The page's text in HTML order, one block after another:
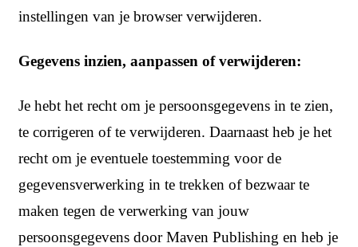
instellingen van je browser verwijderen.
Gegevens inzien, aanpassen of verwijderen:
Je hebt het recht om je persoonsgegevens in te zien,
te corrigeren of te verwijderen. Daarnaast heb je het
recht om je eventuele toestemming voor de
gegevensverwerking in te trekken of bezwaar te
maken tegen de verwerking van jouw
persoonsgegevens door Maven Publishing en heb je